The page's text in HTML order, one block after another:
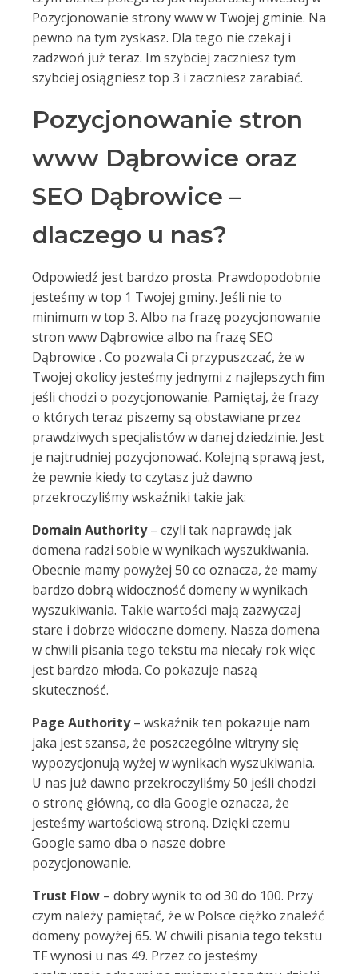
Pozycjonowanie strony www w Twojej gminie. Na
pewno na tym zyskasz. Dla tego nie czekaj i
zadzwoń już teraz. Im szybciej zaczniesz tym
szybciej osiągniesz top 3 i zaczniesz zarabiać.
Pozycjonowanie stron
www Dąbrowice oraz
SEO Dąbrowice –
dlaczego u nas?
Odpowiedź jest bardzo prosta. Prawdopodobnie
jesteśmy w top 1 Twojej gminy. Jeśli nie to
minimum w top 3. Albo na frazę pozycjonowanie
stron www Dąbrowice albo na frazę SEO
Dąbrowice . Co pozwala Ci przypuszczać, że w
Twojej okolicy jesteśmy jednymi z najlepszych firm
jeśli chodzi o pozycjonowanie. Pamiętaj, że frazy
o których teraz piszemy są obstawiane przez
prawdziwych specjalistów w danej dziedzinie. Jest
je najtrudniej pozycjonować. Kolejną sprawą jest,
że pewnie kiedy to czytasz już dawno
przekroczyliśmy wskaźniki takie jak:
Domain Authority– czyli tak naprawdę jak
domena radzi sobie w wynikach wyszukiwania.
Obecnie mamy powyżej 50 co oznacza, że mamy
bardzo dobrą widoczność domeny w wynikach
wyszukiwania. Takie wartości mają zazwyczaj
stare i dobrze widoczne domeny. Nasza domena
w chwili pisania tego tekstu ma niecały rok więc
jest bardzo młoda. Co pokazuje naszą
skuteczność.
Page Authority– wskaźnik ten pokazuje nam
jaka jest szansa, że poszczególne witryny się
wypozycjonują wyżej w wynikach wyszukiwania.
U nas już dawno przekroczyliśmy 50 jeśli chodzi
o stronę główną, co dla Google oznacza, że
jesteśmy wartościową stroną. Dzięki czemu
Google samo dba o nasze dobre
pozycjonowanie.
Trust Flow – dobry wynik to od 30 do 100. Przy
czym należy pamiętać, że w Polsce ciężko znaleźć
domeny powyżej 65. W chwili pisania tego tekstu
TF wynosi u nas 49. Przez co jesteśmy